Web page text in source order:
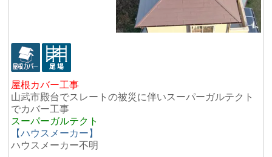
屋根カバー工事
山武市殿台でスレートの被災に伴いスーパーガルテクト
でカバー工事
スーパーガルテクト
【ハウスメーカー】
ハウスメーカー不明